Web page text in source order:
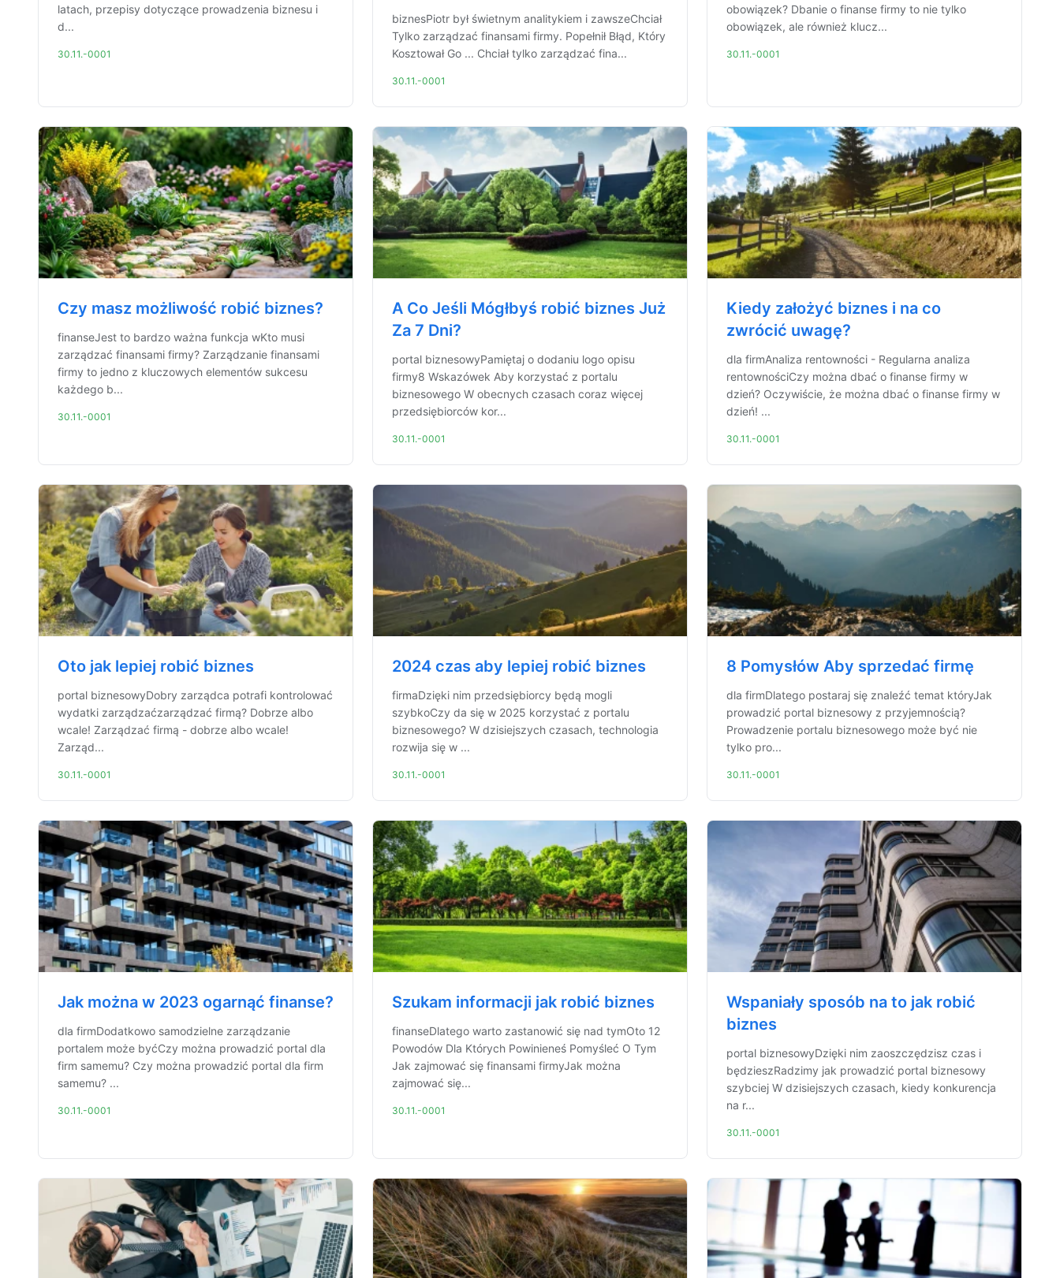
latach, przepisy dotyczące prowadzenia biznesu i
d...
30.11.-0001
biznesPiotr był świetnym analitykiem i zawszeChciał
Tylko zarządzać finansami firmy. Popełnił Błąd, Który
Kosztował Go ... Chciał tylko zarządzać fina...
30.11.-0001
obowiązek? Dbanie o finanse firmy to nie tylko
obowiązek, ale również klucz...
30.11.-0001
Czy masz możliwość robić biznes?
finanseJest to bardzo ważna funkcja wKto musi
zarządzać finansami firmy? Zarządzanie finansami
firmy to jedno z kluczowych elementów sukcesu
każdego b...
30.11.-0001
A Co Jeśli Mógłbyś robić biznes Już
Za 7 Dni?
portal biznesowyPamiętaj o dodaniu logo opisu
firmy8 Wskazówek Aby korzystać z portalu
biznesowego W obecnych czasach coraz więcej
przedsiębiorców kor...
30.11.-0001
Kiedy założyć biznes i na co
zwrócić uwagę?
dla firmAnaliza rentowności - Regularna analiza
rentownościCzy można dbać o finanse firmy w
dzień? Oczywiście, że można dbać o finanse firmy w
dzień! ...
30.11.-0001
Oto jak lepiej robić biznes
portal biznesowyDobry zarządca potrafi kontrolować
wydatki zarządzaćzarządzać firmą? Dobrze albo
wcale! Zarządzać firmą - dobrze albo wcale!
Zarząd...
30.11.-0001
2024 czas aby lepiej robić biznes
firmaDzięki nim przedsiębiorcy będą mogli
szybkoCzy da się w 2025 korzystać z portalu
biznesowego? W dzisiejszych czasach, technologia
rozwija się w ...
30.11.-0001
8 Pomysłów Aby sprzedać firmę
dla firmDlatego postaraj się znaleźć temat któryJak
prowadzić portal biznesowy z przyjemnością?
Prowadzenie portalu biznesowego może być nie
tylko pro...
30.11.-0001
Jak można w 2023 ogarnąć finanse?
dla firmDodatkowo samodzielne zarządzanie
portalem może byćCzy można prowadzić portal dla
firm samemu? Czy można prowadzić portal dla firm
samemu? ...
30.11.-0001
Szukam informacji jak robić biznes
finanseDlatego warto zastanowić się nad tymOto 12
Powodów Dla Których Powinieneś Pomyśleć O Tym
Jak zajmować się finansami firmyJak można
zajmować się...
30.11.-0001
Wspaniały sposób na to jak robić
biznes
portal biznesowyDzięki nim zaoszczędzisz czas i
będzieszRadzimy jak prowadzić portal biznesowy
szybciej W dzisiejszych czasach, kiedy konkurencja
na r...
30.11.-0001